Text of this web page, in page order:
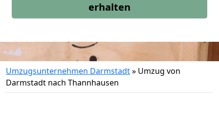
erhalten
Umzugsunternehmen Darmstadt» Umzug von
Darmstadt nach Thannhausen